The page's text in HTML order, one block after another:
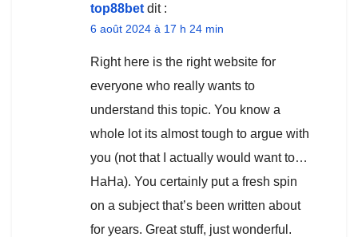
top88bet dit :
6 août 2024 à 17 h 24 min
Right here is the right website for
everyone who really wants to
understand this topic. You know a
whole lot its almost tough to argue with
you (not that I actually would want to…
HaHa). You certainly put a fresh spin
on a subject that’s been written about
for years. Great stuff, just wonderful.